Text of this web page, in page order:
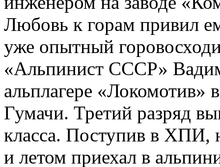
Любовь к горам привил
уже опытный
«Альпинист СССР»
альплагере
Гумачи. Третий разряд
класса. Поступив в ХПИ,
и летом приехал в